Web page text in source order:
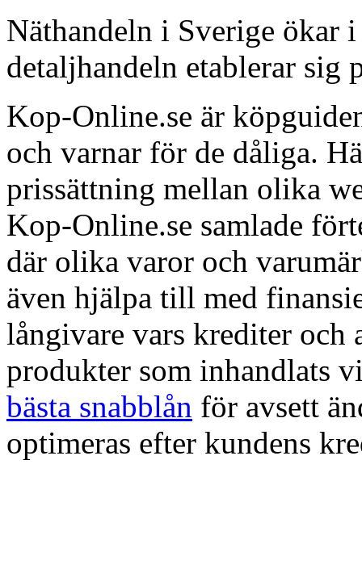
Näthandeln i Sverige ökar
detaljhandeln etablerar sig
Kop-Online.se är
och varnar för de dåliga.
prissättning mellan olika
Kop-Online.se samlade
där olika varor och
även hjälpa till med
långivare vars krediter och
produkter som inhandlats
bästa snabblån för avsett
optimeras efter kundens